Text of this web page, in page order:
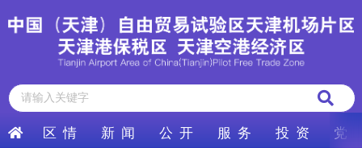
区 情 新 闻 公 开 服 务 投 资 党